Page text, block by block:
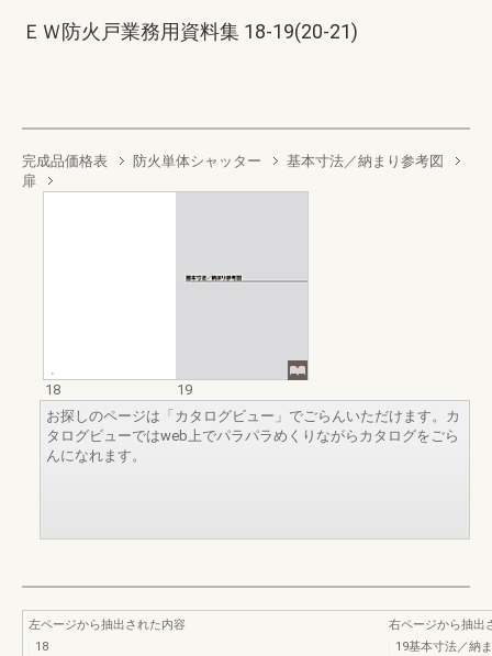
ＥＷ防火戸業務用資料集 18-19(20-21)
完成品価格表 防火単体シャッター
基本寸法／納まり参考図
扉
18
19
お探しのページは「カタログビュー」でごらんいただけます。カ
タログビューではweb上でパラパラめくりながらカタログをごら
んになれます。
左ページから抽出された内容
18
右ページから抽出
19基本寸法／納